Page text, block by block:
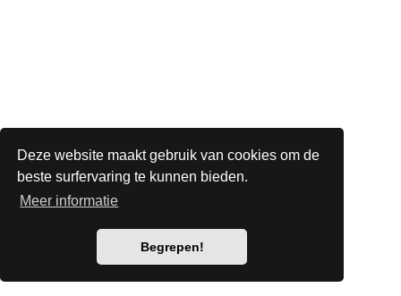
Deze website maakt gebruik van cookies om de
beste surfervaring te kunnen bieden.
Meer informatie
Begrepen!